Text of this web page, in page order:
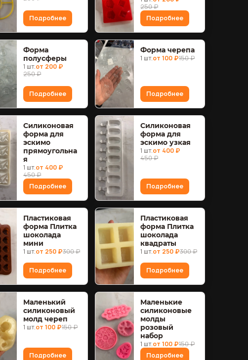
Подробнее
250 ₽
Подробнее
Форма
полусферы
1 шт.от 200 ₽
250 ₽
Подробнее
Форма черепа
1 шт.от 100 ₽150 ₽
Подробнее
Силиконовая
форма для
эскимо
прямоугольна
я
1 шт.от 400 ₽
450 ₽
Подробнее
Силиконовая
форма для
эскимо узкая
1 шт.от 400 ₽
450 ₽
Подробнее
Пластиковая
форма Плитка
шоколада
мини
1 шт.от 250 ₽300 ₽
Подробнее
Пластиковая
форма Плитка
шоколада
квадраты
1 шт.от 250 ₽300 ₽
Подробнее
Маленький
силиконовый
молд череп
1 шт.от 100 ₽150 ₽
Подробнее
Маленькие
силиконовые
молды
розовый
набор
1 шт.от 100 ₽150 ₽
Подробнее